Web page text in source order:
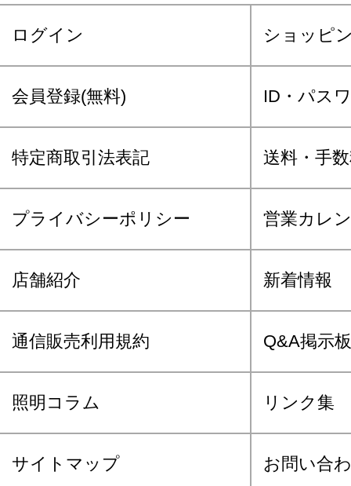
ログイン ショッピ
会員登録(無料) ID・パス
特定商取引法表記 送料・手
プライバシーポリシー 営業カレ
店舗紹介 新着情報
通信販売利用規約 Q&A掲示板
照明コラム リンク集
サイトマップ お問い合